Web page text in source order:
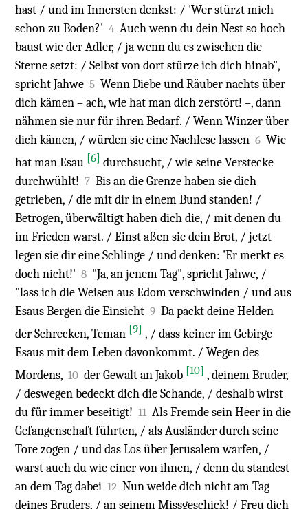
hast / und im Innersten denkst: / 'Wer stürzt mich
schon zu Boden?' 4 Auch wenn du dein Nest so hoch
baust wie der Adler, / ja wenn du es zwischen die
Sterne setzt: / Selbst von dort stürze ich dich hinab",
spricht Jahwe 5 Wenn Diebe und Räuber nachts über
dich kämen – ach, wie hat man dich zerstört! –, dann
nähmen sie nur für ihren Bedarf. / Wenn Winzer über
dich kämen, / würden sie eine Nachlese lassen 6 Wie
hat man Esau [6] durchsucht, / wie seine Verstecke
durchwühlt! 7 Bis an die Grenze haben sie dich
getrieben, / die mit dir in einem Bund standen! /
Betrogen, überwältigt haben dich die, / mit denen du
im Frieden warst. / Einst aßen sie dein Brot, / jetzt
legen sie dir eine Schlinge / und denken: 'Er merkt es
doch nicht!' 8 "Ja, an jenem Tag", spricht Jahwe, /
"lass ich die Weisen aus Edom verschwinden / und aus
Esaus Bergen die Einsicht 9 Da packt deine Helden
der Schrecken, Teman [9] , / dass keiner im Gebirge
Esaus mit dem Leben davonkommt. / Wegen des
Mordens, 10 der Gewalt an Jakob [10] , deinem Bruder,
/ deswegen bedeckt dich die Schande, / deshalb wirst
du für immer beseitigt! 11 Als Fremde sein Heer in die
Gefangenschaft führten, / als Ausländer durch seine
Tore zogen / und das Los über Jerusalem warfen, /
warst auch du wie einer von ihnen, / denn du standest
an dem Tag dabei 12 Nun weide dich nicht am Tag
deines Bruders, / an seinem Missgeschick! / Freu dich